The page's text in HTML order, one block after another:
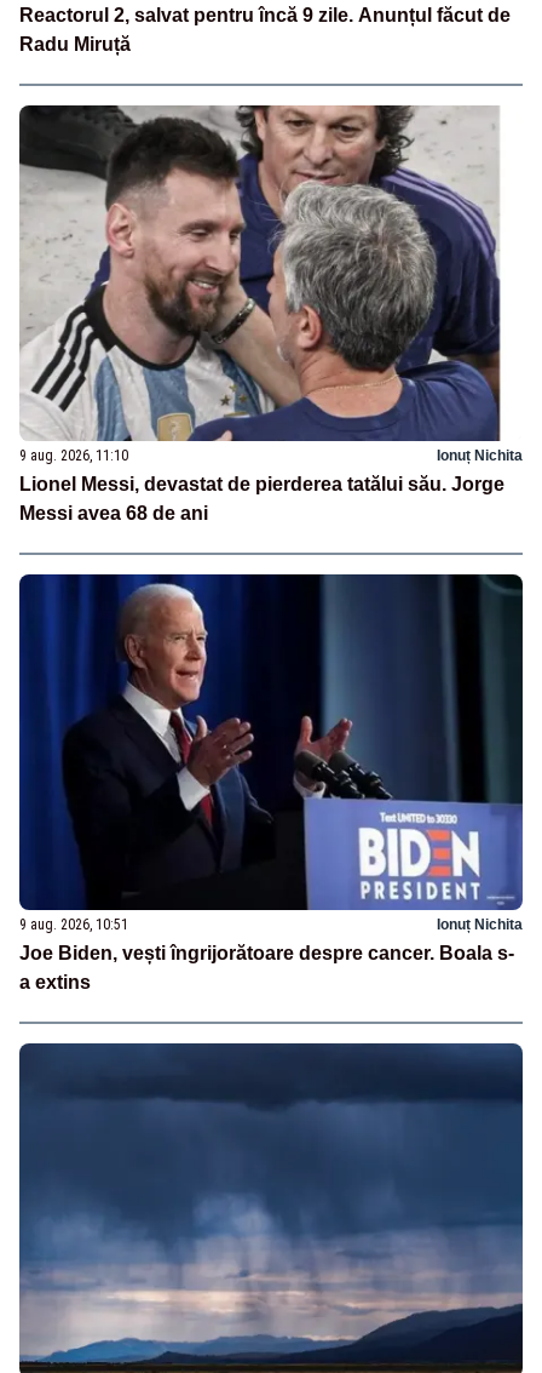
Reactorul 2, salvat pentru încă 9 zile. Anunțul făcut de
Radu Miruță
9 aug. 2026, 11:10 Ionuț Nichita
Lionel Messi, devastat de pierderea tatălui său. Jorge
Messi avea 68 de ani
9 aug. 2026, 10:51 Ionuț Nichita
Joe Biden, vești îngrijorătoare despre cancer. Boala s-
a extins